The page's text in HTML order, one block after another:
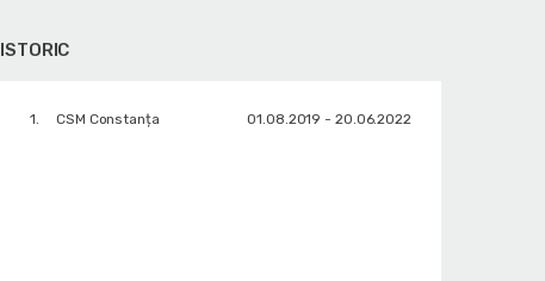
ISTORIC
1. CSM Constanța 01.08.2019 - 20.06.2022